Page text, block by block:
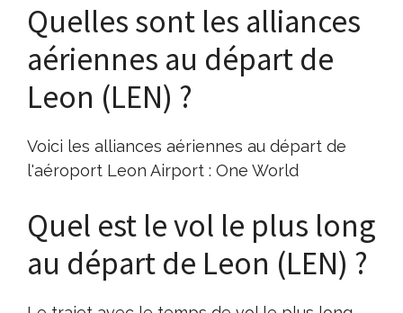
Quelles sont les alliances
aériennes au départ de
Leon (LEN) ?
Voici les alliances aériennes au départ de
l'aéroport Leon Airport : One World
Quel est le vol le plus long
au départ de Leon (LEN) ?